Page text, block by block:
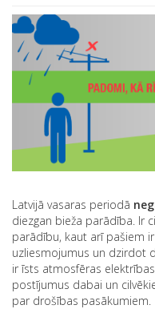
Latvijā vasaras periodā
diezgan bieža parādība. Ir
parādību, kaut arī pašiem
uzliesmojumus un dzirdot
ir īsts atmosfēras
postījumus dabai un
par drošības pasākumiem.